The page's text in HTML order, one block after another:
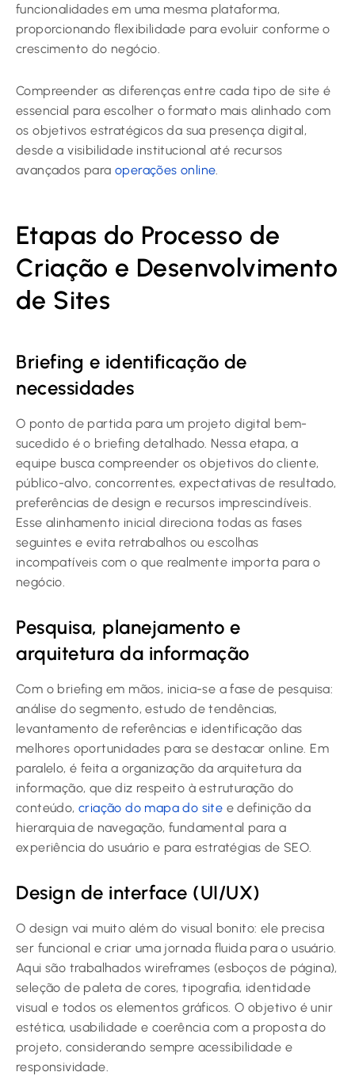
funcionalidades em uma mesma plataforma,
proporcionando flexibilidade para evoluir conforme o
crescimento do negócio.
Compreender as diferenças entre cada tipo de site é
essencial para escolher o formato mais alinhado com
os objetivos estratégicos da sua presença digital,
desde a visibilidade institucional até recursos
avançados paraoperações online
Etapas do Processo de
Criação e Desenvolvimento
de Sites
Briefing e identificação de
necessidades
O ponto de partida para um projeto digital bem-
sucedido é o briefing detalhado. Nessa etapa, a
equipe busca compreender os objetivos do cliente,
público-alvo, concorrentes, expectativas de resultado,
preferências de design e recursos imprescindíveis.
Esse alinhamento inicial direciona todas as fases
seguintes e evita retrabalhos ou escolhas
incompatíveis com o que realmente importa para o
negócio.
Pesquisa, planejamento e
arquitetura da informação
Com o briefing em mãos, inicia-se a fase de pesquisa:
análise do segmento, estudo de tendências,
levantamento de referências e identificação das
melhores oportunidades para se destacar online. Em
paralelo, é feita a organização da arquitetura da
informação, que diz respeito à estruturação do
conteúdo,criação do mapa do site e definição da
hierarquia de navegação, fundamental para a
experiência do usuário e para estratégias de SEO.
Design de interface (UI/UX)
O design vai muito além do visual bonito: ele precisa
ser funcional e criar uma jornada fluida para o usuário.
Aqui são trabalhados wireframes (esboços de página),
seleção de paleta de cores, tipografia, identidade
visual e todos os elementos gráficos. O objetivo é unir
estética, usabilidade e coerência com a proposta do
projeto, considerando sempre acessibilidade e
responsividade.